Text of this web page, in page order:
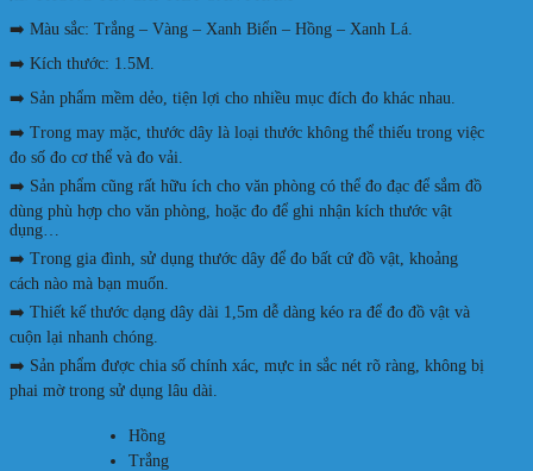
➡️ Màu sắc: Trắng – Vàng – Xanh Biển – Hồng – Xanh Lá.
➡️ Kích thước: 1.5M.
➡️ Sản phẩm mềm dẻo, tiện lợi cho nhiều mục đích đo khác nhau.
➡️ Trong may mặc, thước dây là loại thước không thể thiếu trong việc
đo số đo cơ thể và đo vải.
➡️ Sản phẩm cũng rất hữu ích cho văn phòng có thể đo đạc để sắm đồ
dùng phù hợp cho văn phòng, hoặc đo để ghi nhận kích thước vật
dụng…
➡️ Trong gia đình, sử dụng thước dây để đo bất cứ đồ vật, khoảng
cách nào mà bạn muốn.
➡️ Thiết kế thước dạng dây dài 1,5m dễ dàng kéo ra để đo đồ vật và
cuộn lại nhanh chóng.
➡️ Sản phẩm được chia số chính xác, mực in sắc nét rõ ràng, không bị
phai mờ trong sử dụng lâu dài.
Hồng
Trắng